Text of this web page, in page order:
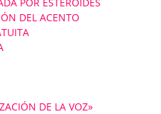
DEL ACENTO
DE LA VOZ»